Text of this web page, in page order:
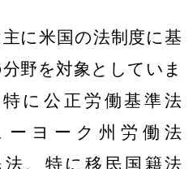
に米国の法制度に基
野を対象としていま
特に公正労働基準法
ーヨーク州労働法
、 特に移民国籍法